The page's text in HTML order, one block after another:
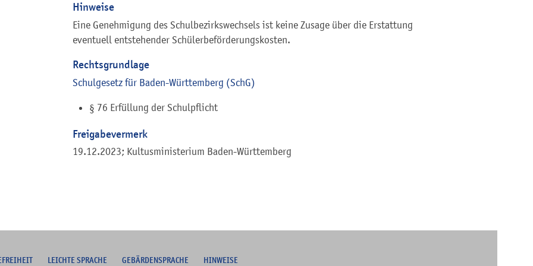
Hinweise
Eine Genehmigung des Schulbezirkswechsels ist keine Zusage über die Erstattung
eventuell entstehender Schülerbeförderungskosten.
Rechtsgrundlage
Schulgesetz für Baden-Württemberg (SchG)
§ 76 Erfüllung der Schulpflicht
Freigabevermerk
19.12.2023; Kultusministerium Baden-Württemberg
LEICHTE SPRACHE GEBÄRDENSPRACHE HINWEISE